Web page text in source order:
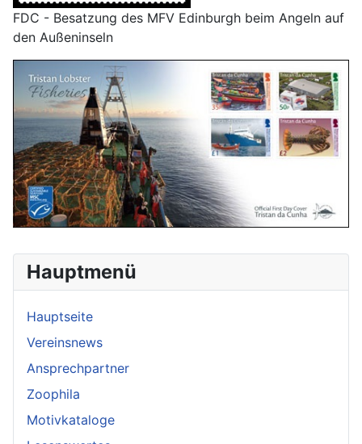
Hauptmenü
Hauptseite
Vereinsnews
Ansprechpartner
Zoophila
Motivkataloge
FDC - Besatzung des MFV Edinburgh beim Angeln auf
den Außeninseln